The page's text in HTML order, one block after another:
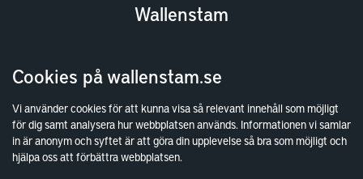
Cookies på wallenstam.se
Vi använder cookies för att kunna visa så relevant innehåll som möjligt
för dig samt analysera hur webbplatsen används. Informationen vi samlar
in är anonym och syftet är att göra din upplevelse så bra som möjligt och
hjälpa oss att förbättra webbplatsen.
Wallenstam
Finansiella rapporter
Sök fakturamottagare
Våra fastigheter
Hållbarhet